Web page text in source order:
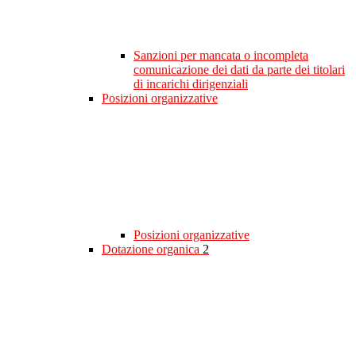
Sanzioni per mancata o incompleta
comunicazione dei dati da parte dei titolari
di incarichi dirigenziali
Posizioni organizzative
Posizioni organizzative
Dotazione organica 2